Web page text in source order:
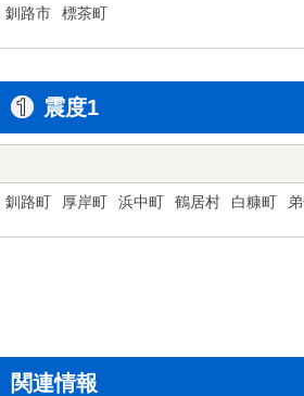
釧路市 標茶町
震度1
釧路町 厚岸町 浜中町 鶴居村 白糠町
関連情報